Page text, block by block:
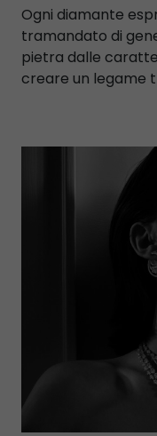
Ogni diamante
tramandato di
pietra dalle
creare un legame